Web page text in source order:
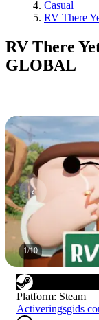
Casual
RV There
RV There
GLOBAL
1/10
Platform: Steam
Activeringsgids